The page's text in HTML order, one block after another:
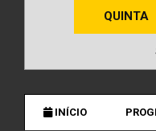
QUINTA
INÍCIO